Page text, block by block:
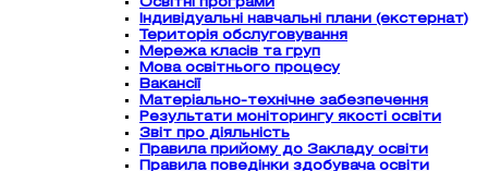
Індивідуальні навчальні плани (екстернат)
Територія обслуговування
Мережа класів та груп
Мова освітнього процесу
Вакансії
Матеріально-технічне забезпечення
Результати моніторингу якості освіти
Звіт про діяльність
Правила прийому до Закладу освіти
Правила поведінки здобувача освіти